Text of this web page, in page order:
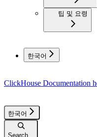
팁 및 요령
한국어
ClickHouse Documentation
한국어
Search...